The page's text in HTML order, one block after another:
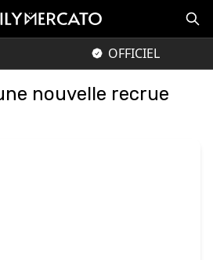
OFFICIEL
nouvelle recrue